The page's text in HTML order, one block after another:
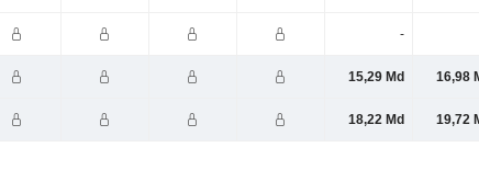
-
15,29 Md 16,98
18,22 Md 19,72